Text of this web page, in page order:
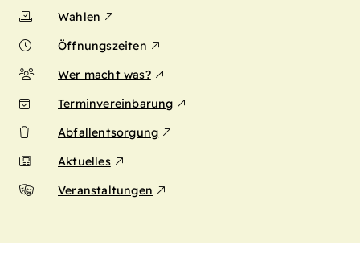
Wahlen
Öffnungszeiten
Wer macht was?
Terminvereinbarung
Abfallentsorgung
Aktuelles
Veranstaltungen